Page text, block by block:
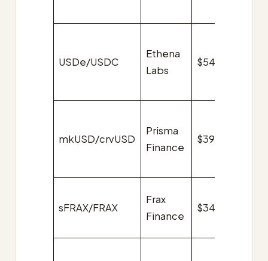
USDe/USDC
Ethena
Labs
$540k
mkUSD/crvUSD
Prisma
Finance
$390k
sFRAX/FRAX
Frax
Finance
$340k